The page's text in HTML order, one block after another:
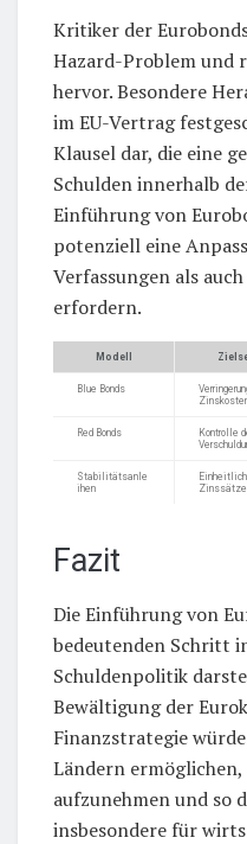
Kritiker der
Hazard-Problem und
hervor. Besondere
im EU-Vertrag
Klausel dar, die eine
Schulden innerhalb
Einführung von
potenziell eine
Verfassungen als
erfordern.
Modell
Blue Bonds
Red Bonds
Kontrolle
Stabilitätsanle
ihen
Zinssätze
Fazit
Die Einführung von
bedeutenden Schritt
Schuldenpolitik
Bewältigung der
Finanzstrategie
Ländern
aufzunehmen und so
insbesondere für